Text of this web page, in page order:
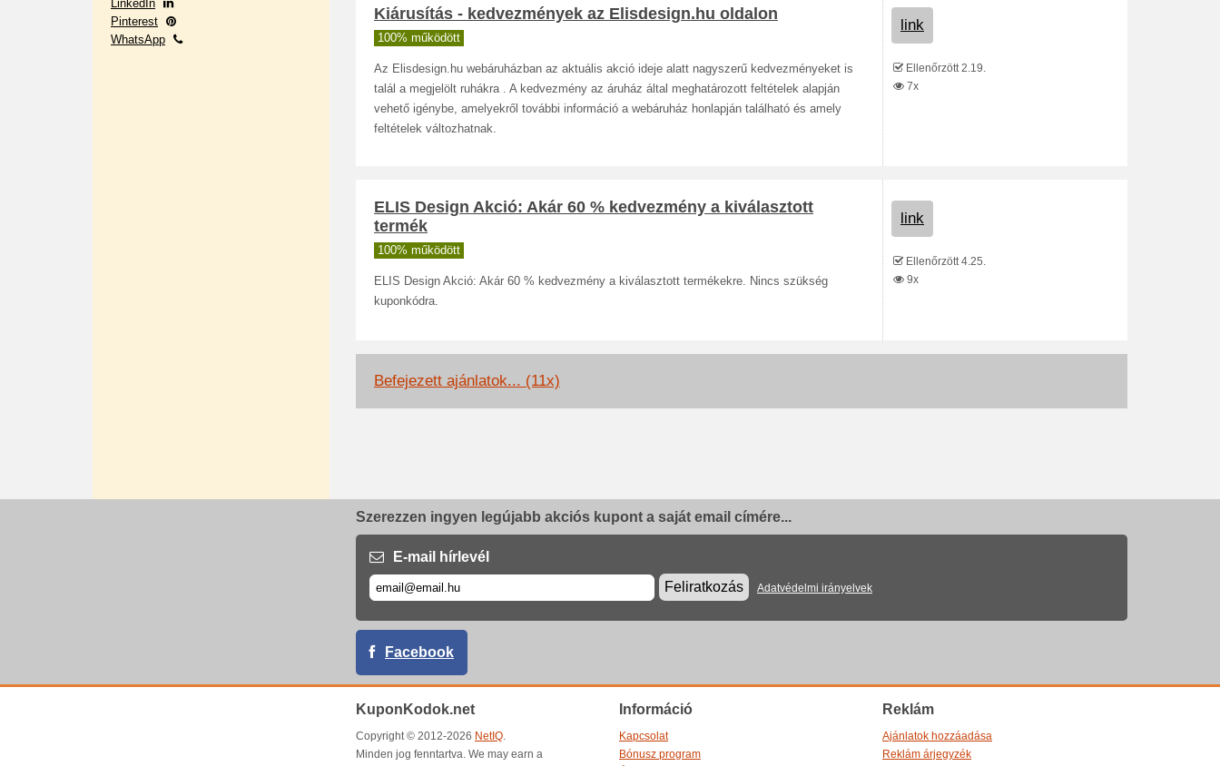
LinkedIn
Pinterest
WhatsApp
Kiárusítás - kedvezmények az Elisdesign.hu oldalon
100% működött
Az Elisdesign.hu webáruházban az aktuális akció ideje alatt nagyszerű kedvezményeket is
talál a megjelölt ruhákra . A kedvezmény az áruház által meghatározott feltételek alapján
vehető igénybe, amelyekről további információ a webáruház honlapján található és amely
feltételek változhatnak.
link
Ellenőrzött 2.19.
7x
ELIS Design Akció: Akár 60 % kedvezmény a kiválasztott
termék
100% működött
ELIS Design Akció: Akár 60 % kedvezmény a kiválasztott termékekre. Nincs szükség
kuponkódra.
link
Ellenőrzött 4.25.
9x
Befejezett ajánlatok... (11x)
Szerezzen ingyen legújabb akciós kupont a saját email címére...
E-mail hírlevél
Feliratkozás
Adatvédelmi irányelvek
Facebook
KuponKodok.net
Copyright © 2012-2026 NetIQ.
Minden jog fenntartva. We may earn a
Információ
Kapcsolat
Bónusz program
Reklám
Ajánlatok hozzáadása
Reklám árjegyzék